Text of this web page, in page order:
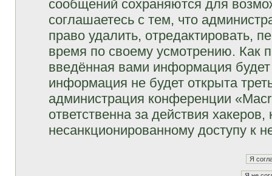
сообщений сохраняются для
соглашаетесь с тем, что
право удалить, отредактировать,
время по своему усмотрению. Как
введённая вами информация
информация не будет открыта
администрация конференции
ответственна за действия
несанкционированному доступу к